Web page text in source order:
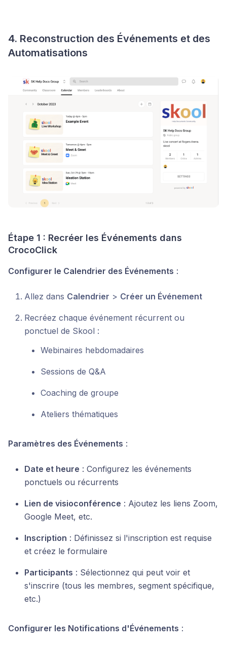
4. Reconstruction des Événements et des
Automatisations
Étape 1 : Recréer les Événements dans
CrocoClick
Configurer le Calendrier des Événements :
Allez dans Calendrier > Créer un Événement
Recréez chaque événement récurrent ou
ponctuel de Skool :
Webinaires hebdomadaires
Sessions de Q&A
Coaching de groupe
Ateliers thématiques
Paramètres des Événements :
Date et heure : Configurez les événements
ponctuels ou récurrents
Lien de visioconférence : Ajoutez les liens Zoom,
Google Meet, etc.
Inscription : Définissez si l'inscription est requise
et créez le formulaire
Participants : Sélectionnez qui peut voir et
s'inscrire (tous les membres, segment spécifique,
etc.)
Configurer les Notifications d'Événements :